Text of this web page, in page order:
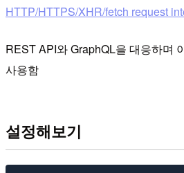
HTTP/HTTPS/XHR/fetch request
REST API와 GraphQL을 대응하며
사용함
설정해보기